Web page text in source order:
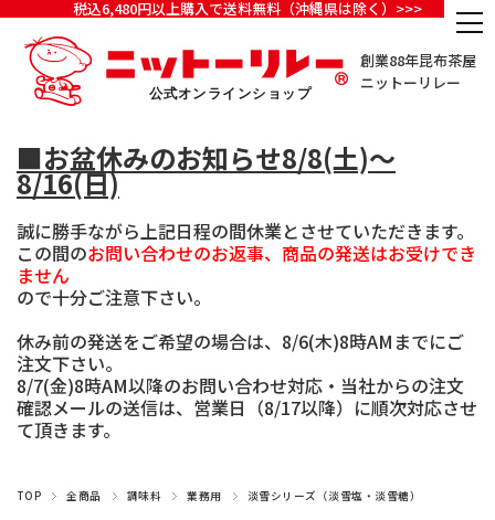
税込6,480円以上購入で送料無料（沖縄県は除く）>>>
創業88年昆布茶屋
ニットーリレー
■お盆休みのお知らせ8/8(土)～
8/16(日)
誠に勝手ながら上記日程の間休業とさせていただきます。
この間のお問い合わせのお返事、商品の発送はお受けでき
ません
ので十分ご注意下さい。
休み前の発送をご希望の場合は、8/6(木)8時AMまでにご
注文下さい。
8/7(金)8時AM以降のお問い合わせ対応・当社からの注文
確認メールの送信は、営業日（8/17以降）に順次対応させ
て頂きます。
TOP 全商品 調味料 業務用 淡雪シリーズ（淡雪塩・淡雪糖）